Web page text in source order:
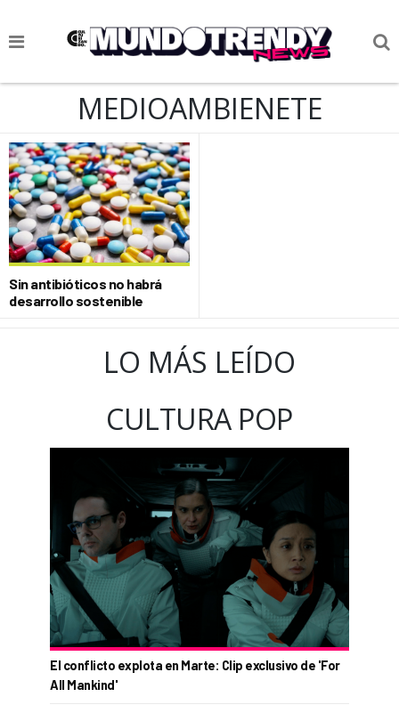
NOTICIAS
CIENCIA Y TECNOLOGÍA
VIDA
SOCIEDAD
CULTURIZANDO.COM
MEDIOAMBIENETE
Sin antibióticos no habrá
desarrollo sostenible
LO MÁS LEÍDO
CULTURA POP
El conflicto explota en Marte: Clip exclusivo de 'For
All Mankind'